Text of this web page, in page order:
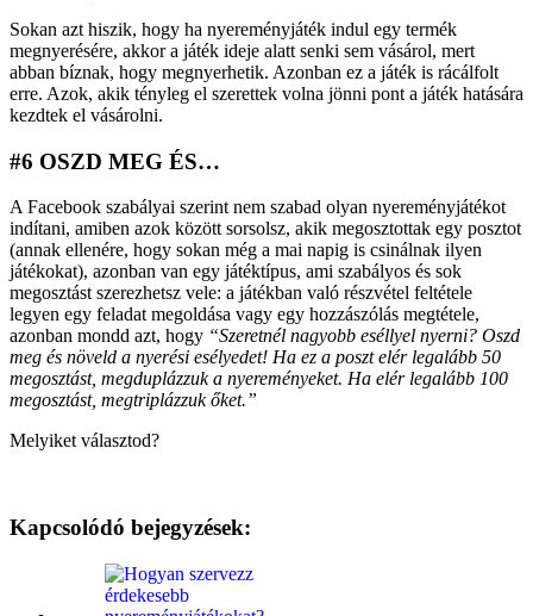
Sokan azt hiszik, hogy ha nyereményjáték indul egy termék
megnyerésére, akkor a játék ideje alatt senki sem vásárol, mert
abban bíznak, hogy megnyerhetik. Azonban ez a játék is rácálfolt
erre. Azok, akik tényleg el szerettek volna jönni pont a játék hatására
kezdtek el vásárolni.
#6 OSZD MEG ÉS…
A Facebook szabályai szerint nem szabad olyan nyereményjátékot
indítani, amiben azok között sorsolsz, akik megosztottak egy posztot
(annak ellenére, hogy sokan még a mai napig is csinálnak ilyen
játékokat), azonban van egy játéktípus, ami szabályos és sok
megosztást szerezhetsz vele: a játékban való részvétel feltétele
legyen egy feladat megoldása vagy egy hozzászólás megtétele,
azonban mondd azt, hogy “Szeretnél nagyobb eséllyel nyerni? Oszd
meg és növeld a nyerési esélyedet! Ha ez a poszt elér legalább 50
megosztást, megduplázzuk a nyereményeket. Ha elér legalább 100
megosztást, megtriplázzuk őket.”
Melyiket választod?
Kapcsolódó bejegyzések: